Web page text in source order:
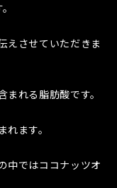
えさせていただきま
れる脂肪酸です。
ます。
中ではココナッツオ